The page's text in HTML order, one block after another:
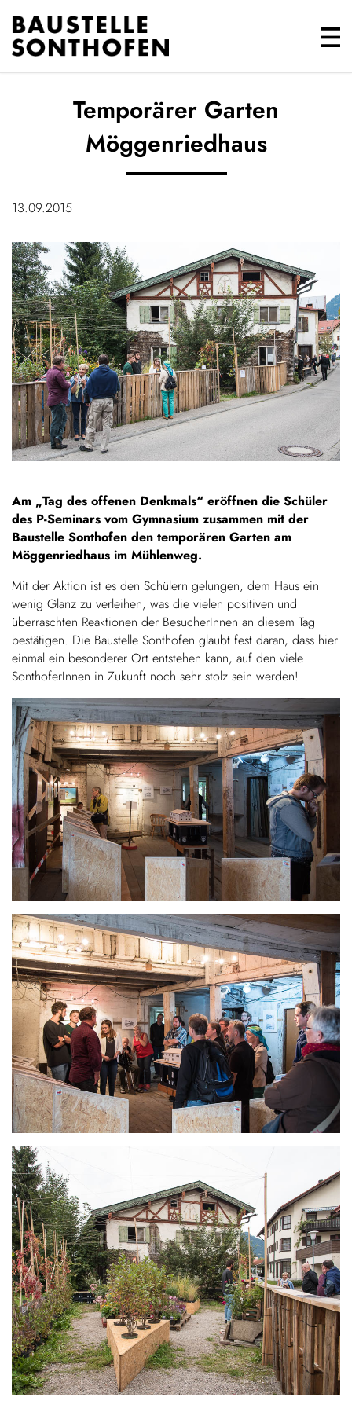
Temporärer Garten
Möggenriedhaus
13.09.2015
Am „Tag des offenen Denkmals“ eröffnen die Schüler
des P-Seminars vom Gymnasium zusammen mit der
Baustelle Sonthofen den temporären Garten am
Möggenriedhaus im Mühlenweg.
Mit der Aktion ist es den Schülern gelungen, dem Haus ein
wenig Glanz zu verleihen, was die vielen positiven und
überraschten Reaktionen der BesucherInnen an diesem Tag
bestätigen. Die Baustelle Sonthofen glaubt fest daran, dass hier
einmal ein besonderer Ort entstehen kann, auf den viele
SonthoferInnen in Zukunft noch sehr stolz sein werden!